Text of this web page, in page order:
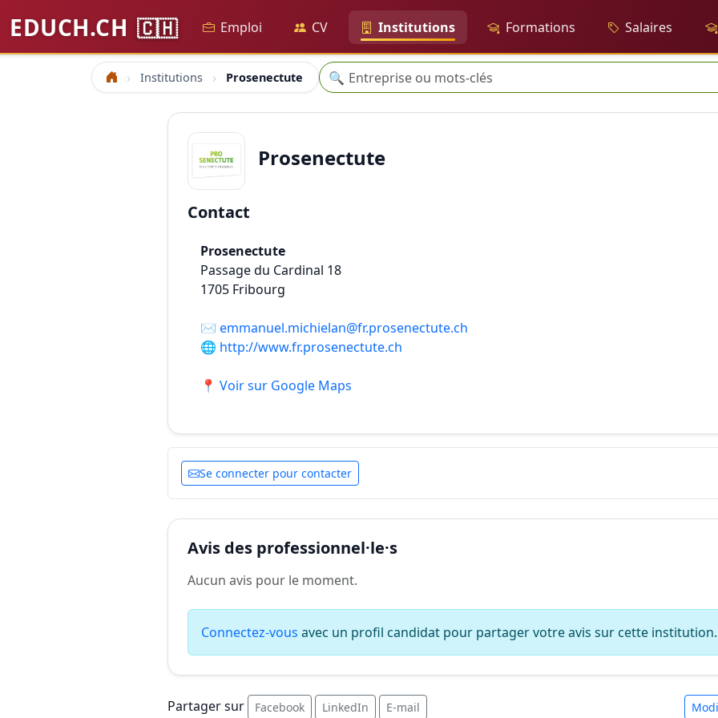
EDUCH.CH 🇨🇭 Emploi CV Institutions Formations Salaires
Accueil Institutions Prosenectute Recherche
🔍
Prosenectute
Contact
Prosenectute
Passage du Cardinal 18
1705 Fribourg
✉️ emmanuel.michielan@fr.prosenectute.ch
🌐 http://www.fr.prosenectute.ch
📍 Voir sur Google Maps
Se connecter pour contacter
Avis des professionnel·le·s
Aucun avis pour le moment.
Connectez-vous avec un profil candidat pour partager votre avis sur cette institution.
Partager sur Facebook LinkedIn E-mail